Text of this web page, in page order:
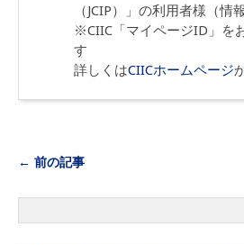
（JCIP）」の利用者様（情
※CIIC「マイページID」を
す
詳しくはCIICホームページ
← 前の記事